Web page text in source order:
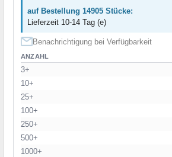
auf Bestellung 14905 Stücke:
Lieferzeit 10-14 Tag (e)
Benachrichtigung bei Verfügbarkeit
ANZAHL
3+
10+
25+
100+
250+
500+
1000+